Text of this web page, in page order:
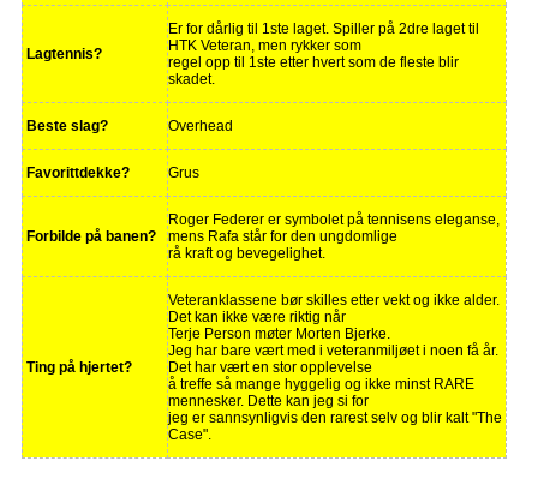
Lagtennis?
Er for dårlig til 1ste laget. Spiller på 2dre laget til
HTK Veteran, men rykker som
regel opp til 1ste etter hvert som de fleste blir
skadet.
Beste slag? Overhead
Favorittdekke? Grus
Forbilde på banen?
Roger Federer er symbolet på tennisens eleganse,
mens Rafa står for den ungdomlige
rå kraft og bevegelighet.
Ting på hjertet?
Veteranklassene bør skilles etter vekt og ikke alder.
Det kan ikke være riktig når
Terje Person møter Morten Bjerke.
Jeg har bare vært med i veteranmiljøet i noen få år.
Det har vært en stor opplevelse
å treffe så mange hyggelig og ikke minst RARE
mennesker. Dette kan jeg si for
jeg er sannsynligvis den rarest selv og blir kalt "The
Case".